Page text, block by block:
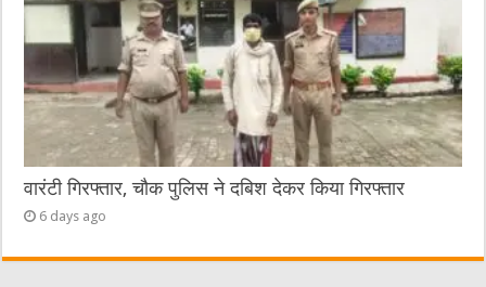
वारंटी गिरफ्तार, चौक पुलिस ने दबिश देकर किया गिरफ्तार
6 days ago